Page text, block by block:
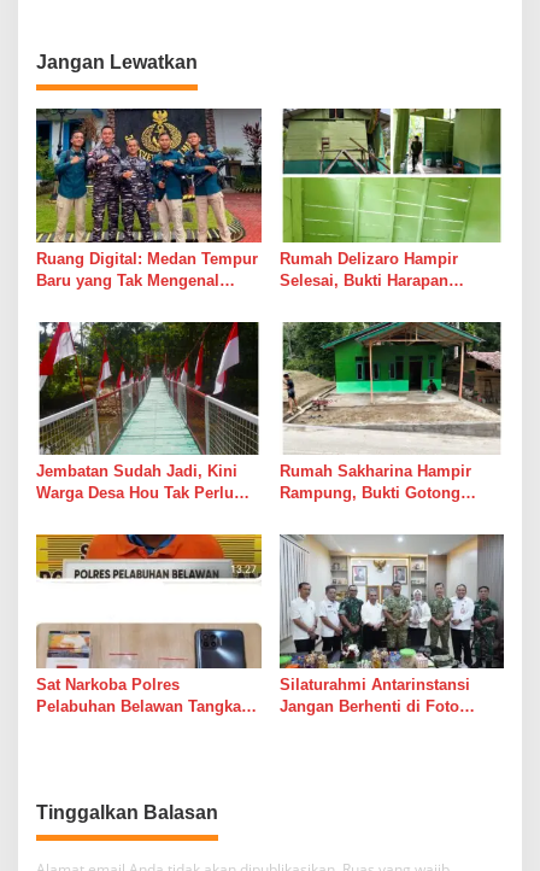
B
i
n
a
a
n
a
s
i
p
o
s
Jangan Lewatkan
Ruang Digital: Medan Tempur
Baru yang Tak Mengenal
Rumah Delizaro Hampir
Selesai, Bukti Harapan
Suara Palu dan Semen
Jembatan Sudah Jadi, Kini
Warga Desa Hou Tak Perlu
Sungai
Rumah Sakharina Hampir
Rampung, Bukti Gotong
dari Janji Banyak Orang
Sat Narkoba Polres
Pelabuhan Belawan Tangkap
Silaturahmi Antarinstansi
Jangan Berhenti di Foto
Tinggalkan Balasan